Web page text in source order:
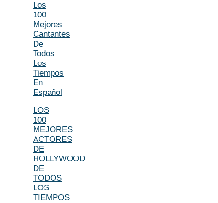
Los
100
Mejores
Cantantes
De
Todos
Los
Tiempos
En
Español
LOS
100
MEJORES
ACTORES
DE
HOLLYWOOD
DE
TODOS
LOS
TIEMPOS